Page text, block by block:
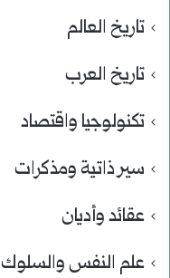
تاريخ العالم
تاريخ العرب
تكنولوجيا واقتصاد
سير ذاتية ومذكرات
عقائد وأديان
علم النفس والسلوك